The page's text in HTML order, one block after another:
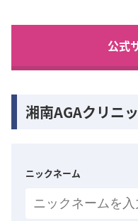
公式
湘南AGAクリニ
ニックネーム